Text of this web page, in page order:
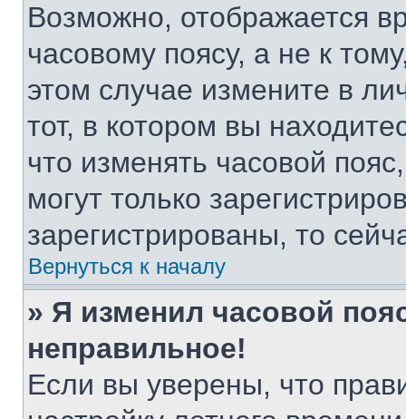
Возможно, отображается
часовому поясу, а не к
этом случае измените в
тот, в котором вы
что изменять часовой
могут только
зарегистрированы, то
Вернуться к началу
» Я изменил часовой
неправильное!
Если вы уверены, что